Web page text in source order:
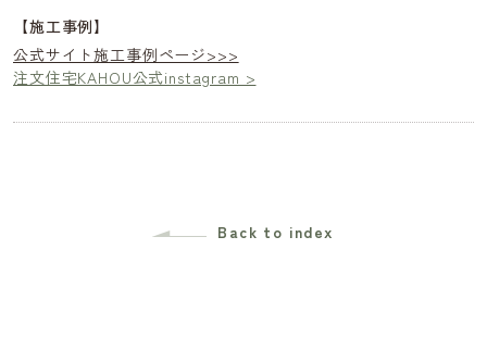
【施工事例】
公式サイト施工事例ページ>>>
注文住宅KAHOU公式instagram >
Back to index